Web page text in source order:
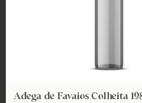
Adega de Favaios Colheita